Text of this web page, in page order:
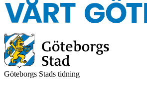
Göteborgs Stads tidning